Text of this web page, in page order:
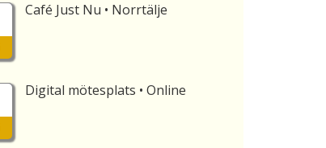
Café Just Nu • Norrtälje
Digital mötesplats • Online